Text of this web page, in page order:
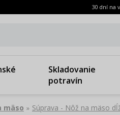
30 dní na
Skladovanie
potravín
mäso » Súprava - Nôž na mäso